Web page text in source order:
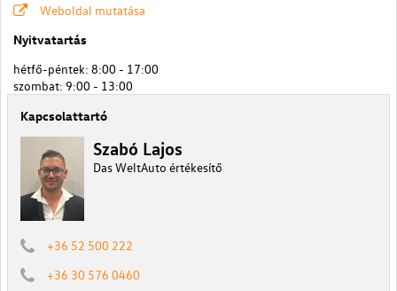
Weboldal mutatása
Nyitvatartás
hétfő-péntek: 8:00 - 17:00
szombat: 9:00 - 13:00
Kapcsolattartó
Szabó Lajos
Das WeltAuto értékesítő
+36 52 500 222
+36 30 576 0460